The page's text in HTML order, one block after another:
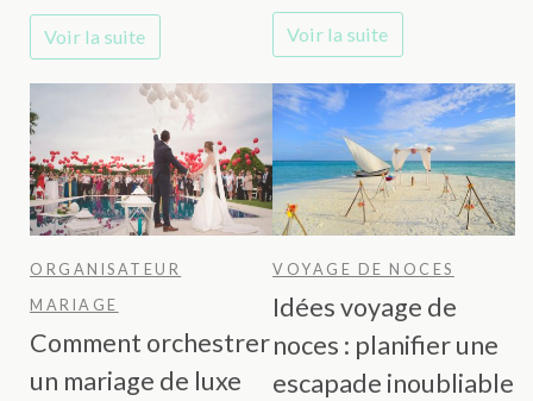
essentielles
Voir la suite Voir la suite
ORGANISATEUR
MARIAGE
Comment orchestrer
un mariage de luxe
VOYAGE DE NOCES
Idées voyage de
noces : planifier une
escapade inoubliable